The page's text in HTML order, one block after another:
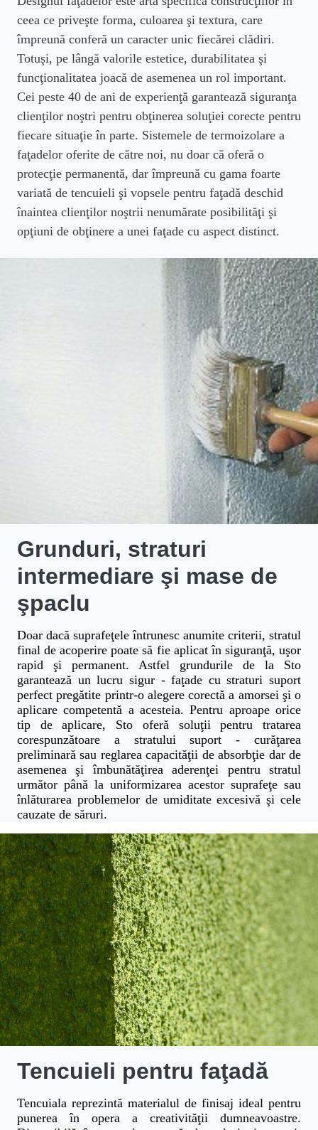
ceea ce priveşte forma, culoarea şi textura, care
împreună conferă un caracter unic fiecărei clădiri.
Totuşi, pe lângă valorile estetice, durabilitatea şi
funcţionalitatea joacă de asemenea un rol important.
Cei peste 40 de ani de experienţă garantează siguranţa
clienţilor noştri pentru obţinerea soluţiei corecte pentru
fiecare situaţie în parte. Sistemele de termoizolare a
faţadelor oferite de către noi, nu doar că oferă o
protecţie permanentă, dar împreună cu gama foarte
variată de tencuieli şi vopsele pentru faţadă deschid
înaintea clienţilor noştrii nenumărate posibilităţi şi
opţiuni de obţinere a unei faţade cu aspect distinct.
Grunduri, straturi
intermediare şi mase de
şpaclu
Doar dacă suprafeţele întrunesc anumite criterii, stratul
final de acoperire poate să fie aplicat în siguranţă, uşor
rapid şi permanent. Astfel grundurile de la Sto
garantează un lucru sigur - faţade cu straturi suport
perfect pregătite printr-o alegere corectă a amorsei şi o
aplicare competentă a acesteia. Pentru aproape orice
tip de aplicare, Sto oferă soluţii pentru tratarea
corespunzătoare a stratului suport - curăţarea
preliminară sau reglarea capacităţii de absorbţie dar de
asemenea şi îmbunătăţirea aderenţei pentru stratul
următor până la uniformizarea acestor suprafeţe sau
înlăturarea problemelor de umiditate excesivă şi cele
cauzate de săruri.
Tencuieli pentru faţadă
Tencuiala reprezintă materialul de finisaj ideal pentru
punerea în opera a creativităţii dumneavoastre.